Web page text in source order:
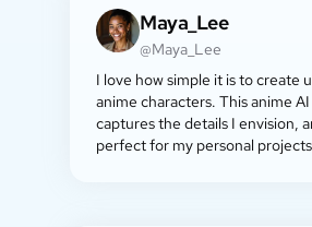
Maya_Lee
@Maya_Lee
I love how simple it is to create
anime characters. This anime
captures the details I envision,
perfect for my personal